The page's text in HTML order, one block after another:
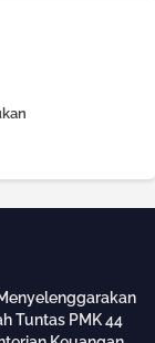
Tuntas PMK 44